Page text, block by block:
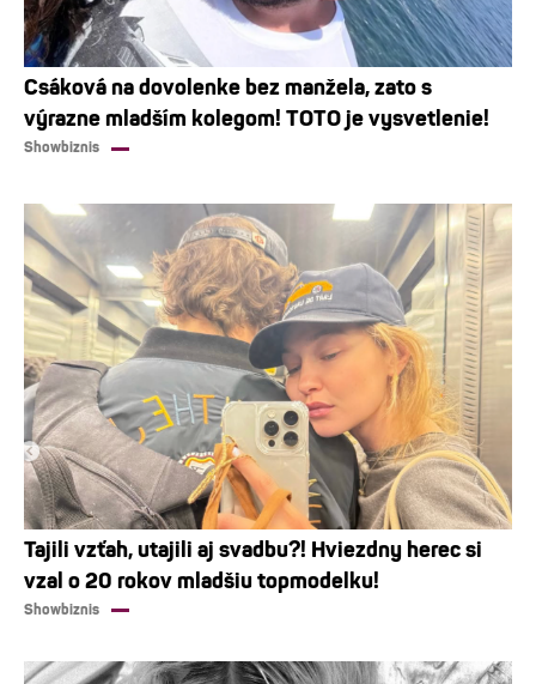
Csáková na dovolenke bez manžela, zato s
výrazne mladším kolegom! TOTO je vysvetlenie!
Showbiznis
Tajili vzťah, utajili aj svadbu?! Hviezdny herec si
vzal o 20 rokov mladšiu topmodelku!
Showbiznis